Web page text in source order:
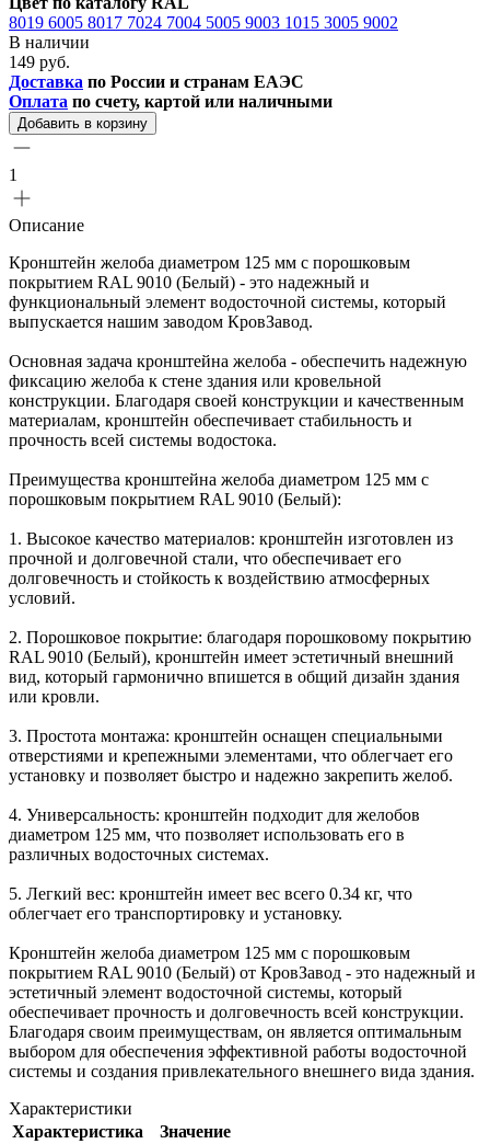
8019 6005 8017 7024 7004 5005 9003 1015 3005 9002
В наличии
149 руб.
Доставка по России и странам ЕАЭС
Оплата по счету, картой или наличными
Добавить в корзину
1
Описание
Кронштейн желоба диаметром 125 мм с порошковым
покрытием RAL 9010 (Белый) - это надежный и
функциональный элемент водосточной системы, который
выпускается нашим заводом КровЗавод.
Основная задача кронштейна желоба - обеспечить надежную
фиксацию желоба к стене здания или кровельной
конструкции. Благодаря своей конструкции и качественным
материалам, кронштейн обеспечивает стабильность и
прочность всей системы водостока.
Преимущества кронштейна желоба диаметром 125 мм с
порошковым покрытием RAL 9010 (Белый):
1. Высокое качество материалов: кронштейн изготовлен из
прочной и долговечной стали, что обеспечивает его
долговечность и стойкость к воздействию атмосферных
условий.
2. Порошковое покрытие: благодаря порошковому покрытию
RAL 9010 (Белый), кронштейн имеет эстетичный внешний
вид, который гармонично впишется в общий дизайн здания
или кровли.
3. Простота монтажа: кронштейн оснащен специальными
отверстиями и крепежными элементами, что облегчает его
установку и позволяет быстро и надежно закрепить желоб.
4. Универсальность: кронштейн подходит для желобов
диаметром 125 мм, что позволяет использовать его в
различных водосточных системах.
5. Легкий вес: кронштейн имеет вес всего 0.34 кг, что
облегчает его транспортировку и установку.
Кронштейн желоба диаметром 125 мм с порошковым
покрытием RAL 9010 (Белый) от КровЗавод - это надежный и
эстетичный элемент водосточной системы, который
обеспечивает прочность и долговечность всей конструкции.
Благодаря своим преимуществам, он является оптимальным
выбором для обеспечения эффективной работы водосточной
системы и создания привлекательного внешнего вида здания.
Характеристики
Характеристика
Значение